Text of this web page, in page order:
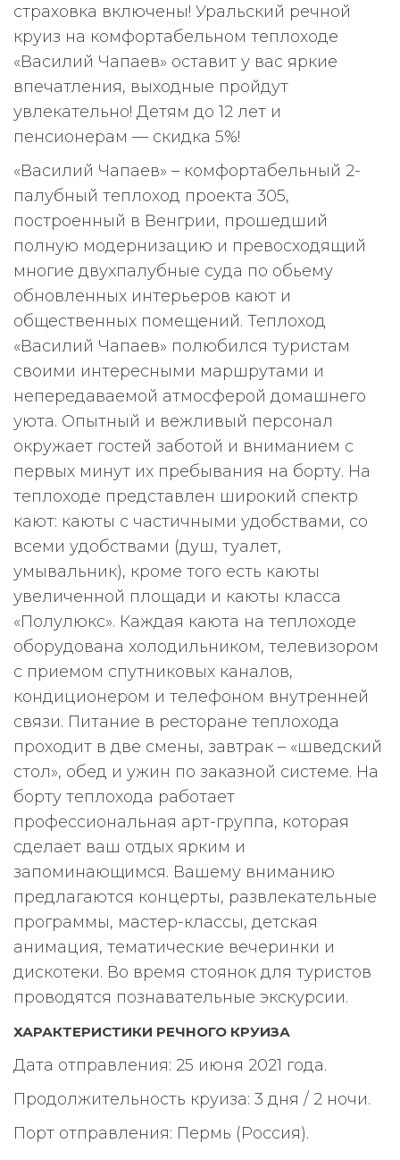
страховка включены! Уральский речной
круиз на комфортабельном теплоходе
«Василий Чапаев» оставит у вас яркие
впечатления, выходные пройдут
увлекательно! Детям до 12 лет и
пенсионерам — скидка 5%!
«Василий Чапаев» – комфортабельный 2-
палубный теплоход проекта 305,
построенный в Венгрии, прошедший
полную модернизацию и превосходящий
многие двухпалубные суда по обьему
обновленных интерьеров кают и
общественных помещений. Теплоход
«Василий Чапаев» полюбился туристам
своими интересными маршрутами и
непередаваемой атмосферой домашнего
уюта. Опытный и вежливый персонал
окружает гостей заботой и вниманием с
первых минут их пребывания на борту. На
теплоходе представлен широкий спектр
кают: каюты с частичными удобствами, со
всеми удобствами (душ, туалет,
умывальник), кроме того есть каюты
увеличенной площади и каюты класса
«Полулюкс». Каждая каюта на теплоходе
оборудована холодильником, телевизором
с приемом спутниковых каналов,
кондиционером и телефоном внутренней
связи. Питание в ресторане теплохода
проходит в две смены, завтрак – «шведский
стол», обед и ужин по заказной системе. На
борту теплохода работает
профессиональная арт-группа, которая
сделает ваш отдых ярким и
запоминающимся. Вашему вниманию
предлагаются концерты, развлекательные
программы, мастер-классы, детская
анимация, тематические вечеринки и
дискотеки. Во время стоянок для туристов
проводятся познавательные экскурсии.
ХАРАКТЕРИСТИКИ РЕЧНОГО КРУИЗА
Дата отправления: 25 июня 2021 года.
Продолжительность круиза: 3 дня / 2 ночи.
Порт отправления: Пермь (Россия).